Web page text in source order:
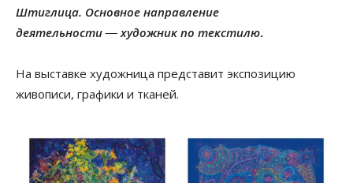
Штиглица. Основное направление
деятельности―художник по текстилю.
На выставке художница представит экспозицию
живописи, графики и тканей.